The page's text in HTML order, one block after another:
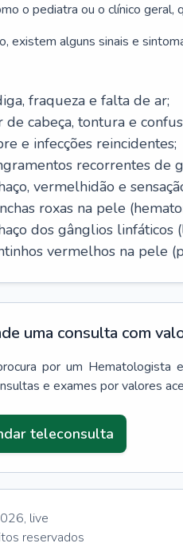
o pediatra ou o clínico
existem alguns sinais e
fraqueza e falta de ar;
de cabeça, tontura e
e infecções reincidentes;
recorrentes de
vermelhidão e
roxas na pele
dos gânglios linfáticos
vermelhos na pele
uma consulta com
por um Hematologista
e exames por valores
teleconsulta
, live
reservados